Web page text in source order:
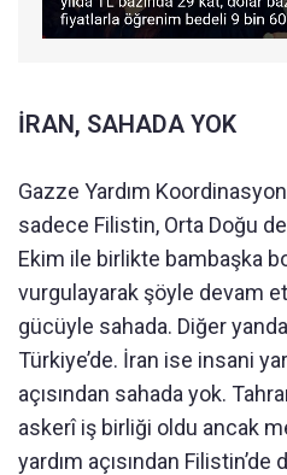
İRAN, SAHADA YOK
Gazze Yardım
sadece Filistin, Orta Doğu
Ekim ile birlikte bambaşka
vurgulayarak şöyle devam
gücüyle sahada. Diğer
Türkiye’de. İran ise insani
açısından sahada yok.
askerî iş birliği oldu ancak
yardım açısından